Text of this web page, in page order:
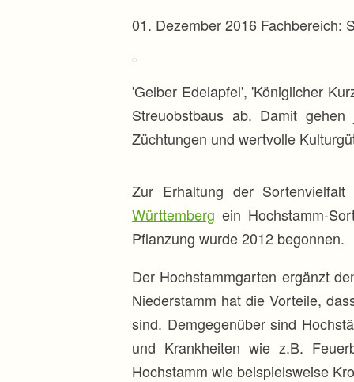
r
n
e
n
01. Dezember 2016 Fachbereich:
'Gelber Edelapfel', 'Königlicher
Streuobstbaus ab. Damit
Züchtungen und wertvolle
Zur Erhaltung der
Württemberg ein Hochstamm-
Pflanzung wurde 2012 begonnen.
Der Hochstammgarten ergänzt
Niederstamm hat die Vorteile,
sind. Demgegenüber sind
und Krankheiten wie z.B.
Hochstamm wie beispielsweise